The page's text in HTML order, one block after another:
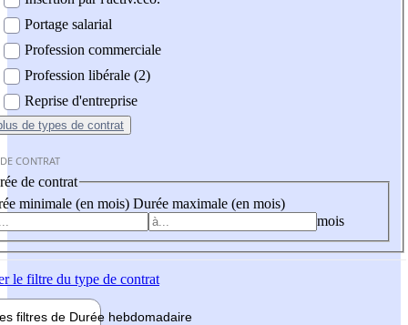
Portage salarial
Profession commerciale
Profession libérale (2)
Reprise d'entreprise
de types de contrat
CONTRAT
de contrat
minimale (en mois) Durée maximale (en mois)
mois
le filtre du type de contrat
filtres de Durée hebdomadaire